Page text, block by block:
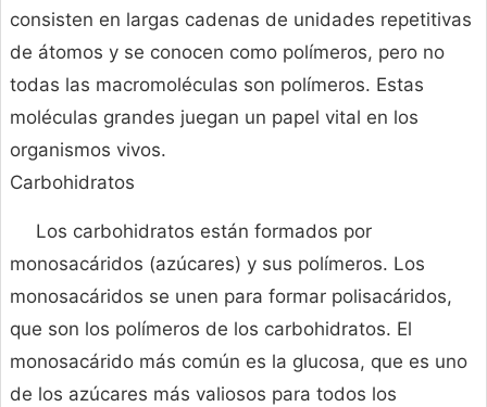
consisten en largas cadenas de unidades repetitivas
de átomos y se conocen como polímeros, pero no
todas las macromoléculas son polímeros. Estas
moléculas grandes juegan un papel vital en los
organismos vivos.
Carbohidratos
Los carbohidratos están formados por
monosacáridos (azúcares) y sus polímeros. Los
monosacáridos se unen para formar polisacáridos,
que son los polímeros de los carbohidratos. El
monosacárido más común es la glucosa, que es uno
de los azúcares más valiosos para todos los